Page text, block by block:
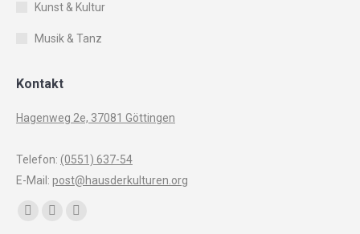
Kunst & Kultur
Musik & Tanz
Kontakt
Hagenweg 2e, 37081 Göttingen
Telefon: (0551) 637-54
E-Mail: post@hausderkulturen.org
Finden Sie uns auf: